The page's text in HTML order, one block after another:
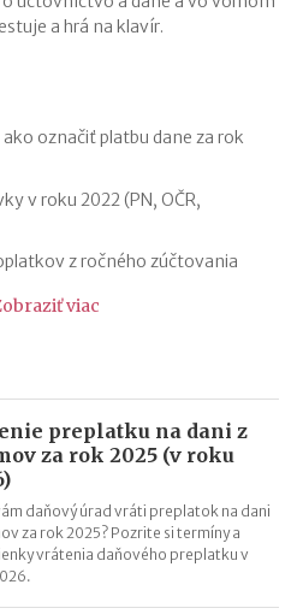
a hrá na klavír.
označiť platbu dane za rok
v roku 2022 (PN, OČR,
z ročného zúčtovania
z ročného zúčtovania
daní v roku 2022
hmotného majetku v
dane za rok 2021 (v roku
pre daň z príjmov za rok 2021 (v
viac
preplatku na dani z
za rok 2025 (v roku
daňový úrad vráti preplatok na dani
za rok 2025? Pozrite si termíny a
vrátenia daňového preplatku v